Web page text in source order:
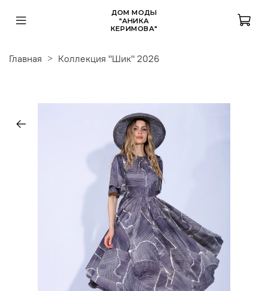
ДОМ МОДЫ
"АНИКА
КЕРИМОВА"
Главная Коллекция "Шик" 2026